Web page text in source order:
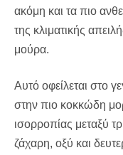
ακόμη και τα πιο
της κλιματικής
μούρα.
Αυτό οφείλεται στο
στην πιο κοκκώδη
ισορροπίας μεταξύ
ζάχαρη, οξύ και